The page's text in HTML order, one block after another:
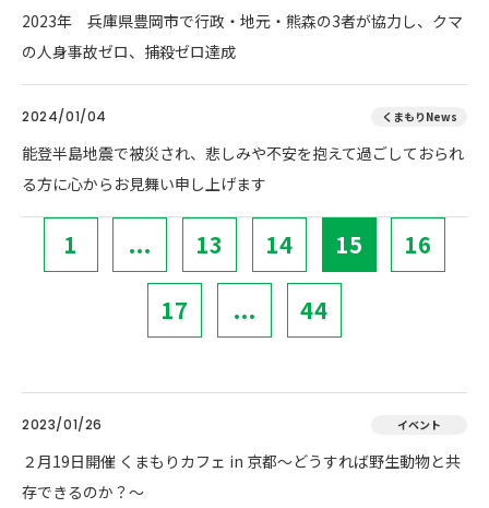
2023年 兵庫県豊岡市で行政・地元・熊森の3者が協力し、クマ
の人身事故ゼロ、捕殺ゼロ達成
2024/01/04 くまもりNews
能登半島地震で被災され、悲しみや不安を抱えて過ごしておられ
る方に心からお見舞い申し上げます
1 ... 13 14 15 16
17 ... 44
2023/01/26 イベント
２月19日開催 くまもりカフェ in 京都～どうすれば野生動物と共
存できるのか？～